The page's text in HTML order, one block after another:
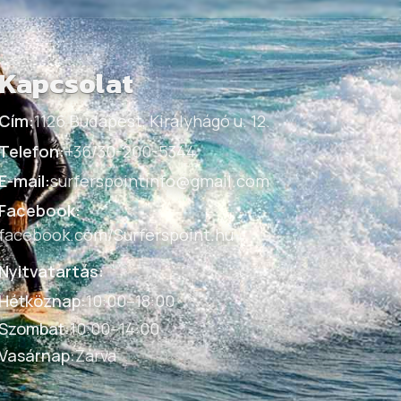
1126 Budapest, Királyhágó u. 12.
+36/30-200-5344
mail:surferspointinfo@gmail.com
Surferspoint.hu
:10:00–18:00
:10:00–14:00
:Zárva